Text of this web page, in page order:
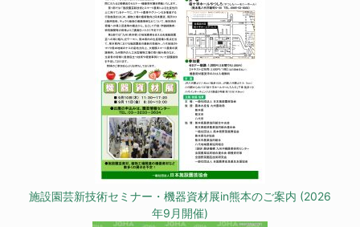
施設園芸新技術セミナー・機器資材展in熊本のご案内 (2026
年9月開催)